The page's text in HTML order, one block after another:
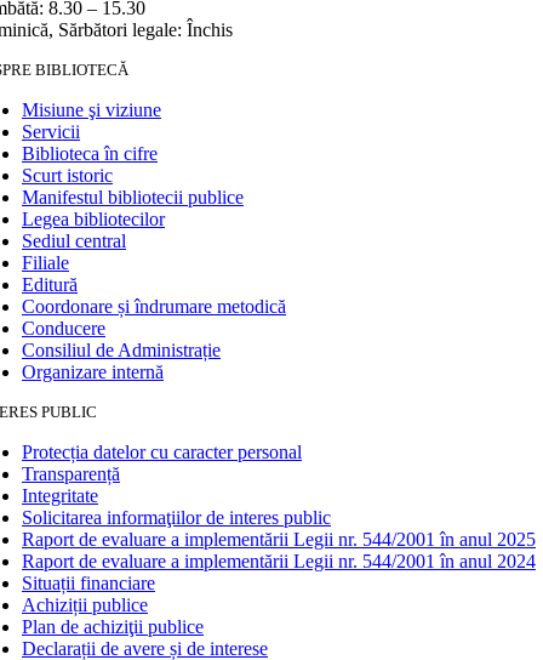
8.30 – 15.30
Sărbători legale: Închis
BIBLIOTECĂ
Misiune şi viziune
Servicii
Biblioteca în cifre
Scurt istoric
Manifestul bibliotecii publice
Legea bibliotecilor
Sediul central
Filiale
Editură
Coordonare și îndrumare metodică
Conducere
Consiliul de Administrație
Organizare internă
PUBLIC
Protecția datelor cu caracter personal
Transparență
Integritate
Solicitarea informaţiilor de interes public
Raport de evaluare a implementării Legii nr. 544/2001 în anul 2025
Raport de evaluare a implementării Legii nr. 544/2001 în anul 2024
Situații financiare
Achiziții publice
Plan de achiziţii publice
Declarații de avere și de interese